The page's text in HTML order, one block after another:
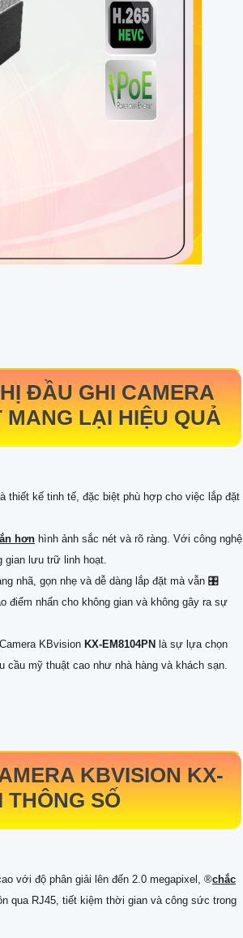
ĐẦU GHI CAMERA
MANG LẠI HIỆU QUẢ
thiết kế tinh tế, đặc biệt phù hợp cho việc lắp đặt
hơn hình ảnh sắc nét và rõ ràng. Với công nghệ
gian lưu trữ linh hoạt.
nhã, gọn nhẹ và dễ dàng lắp đặt mà vẫn 🎛
nhấn cho không gian và không gây ra sự
KBvision KX-EM8104PN là sự lựa chọn
cầu mỹ thuật cao như nhà hàng và khách sạn.
KBVISION KX-
THÔNG SỐ
với độ phân giải lên đến 2.0 megapixel, ®️chắc
qua RJ45, tiết kiệm thời gian và công sức trong